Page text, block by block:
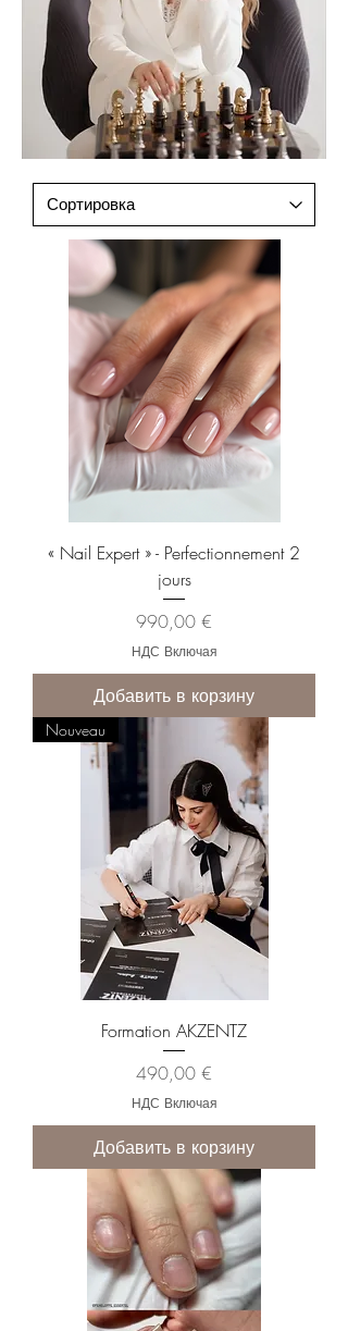
« Nail Expert » - Perfectionnement 2
jours
Цена
990,00 €
НДС Включая
Добавить в корзину
Nouveau
Formation AKZENTZ
Цена
490,00 €
НДС Включая
Добавить в корзину